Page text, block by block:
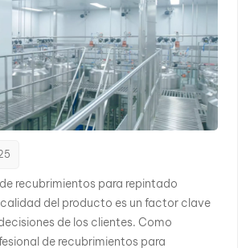
recubrimientos para repintado
del producto es un factor clave
de los clientes. Como
de recubrimientos para